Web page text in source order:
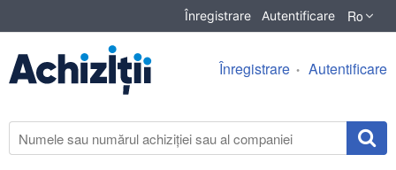
Înregistrare Autentificare Ro
Înregistrare Autentificare